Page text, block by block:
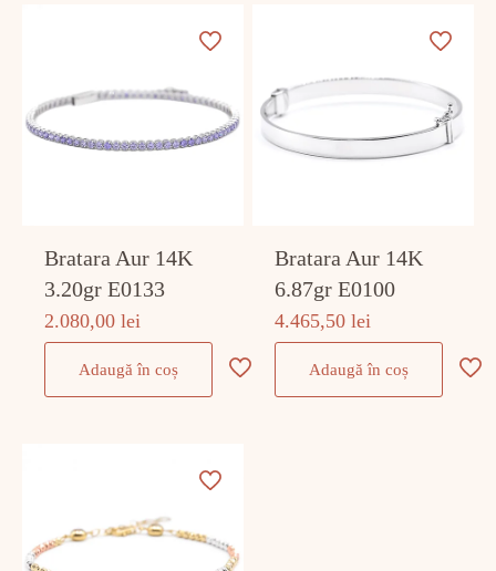
Bratara Aur 14K
3.20gr E0133
2.080,00lei
Adaugă în coș
Bratara Aur 14K
6.87gr E0100
4.465,50lei
Adaugă în coș